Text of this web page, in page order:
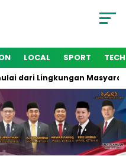
LOCAL SPORT
dari Lingkungan